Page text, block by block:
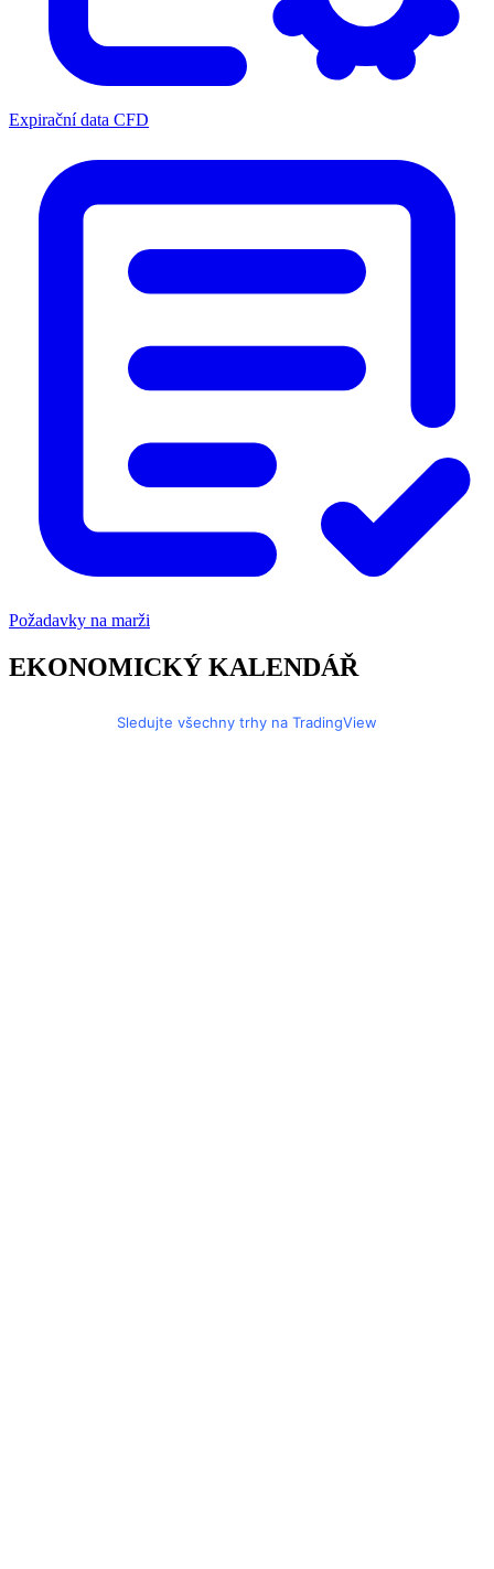
Expirační data CFD
Požadavky na marži
EKONOMICKÝ KALENDÁŘ
Sledujte všechny trhy na TradingView